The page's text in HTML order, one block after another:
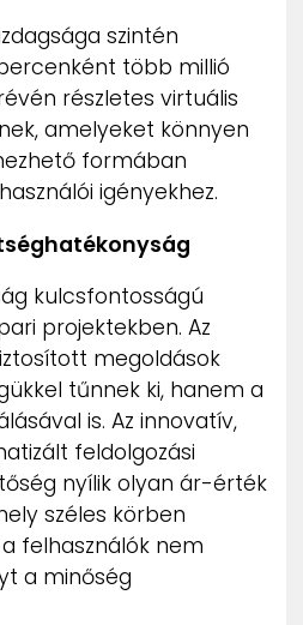
szintén
több millió
részletes virtuális
amelyeket könnyen
formában
igényekhez.
kulcsfontosságú
projektekben. Az
megoldások
tűnnek ki, hanem a
is. Az innovatív,
feldolgozási
nyílik olyan ár-érték
széles körben
felhasználók nem
a minőség